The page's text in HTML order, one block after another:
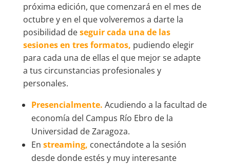
próxima edición, que comenzará en el mes de
octubre y en el que volveremos a darte la
posibilidad deseguir cada una de las
sesiones en tres formatos, pudiendo elegir
para cada una de ellas el que mejor se adapte
a tus circunstancias profesionales y
personales.
Presencialmente. Acudiendo a la facultad de
economía del Campus Río Ebro de la
Universidad de Zaragoza.
En streaming, conectándote a la sesión
desde donde estés y muy interesante